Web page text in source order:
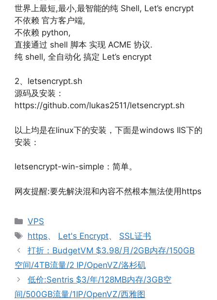
世界上最短,最小,最智能的纯 Shell, Let’s encrypt
不依赖 官方客户端,
不依赖 python,
直接通过 shell 脚本 实现 ACME 协议.
纯 shell, 全自动化 搞定 Let’s encrypt
2、letsencrypt.sh
源码及安装：
https://github.com/lukas2511/letsencrypt.sh
以上均是在linux下的安装，下面是windows IIS下的
安装：
letsencrypt-win-simple：简单。
网友提醒:要先解決混和內容不然根本無法使用https
分
类
VPS
标
签
https、 Let's Encrypt、 SSL证书
打折：BudgetVM $3.98/月/2GB内存/150GB
空间/4TB流量/2 IP/OpenVZ/洛杉矶
低价:Sentris $3/年/128MB内存/3GB空
间/500GB流量/1IP/OpenVZ/西雅图